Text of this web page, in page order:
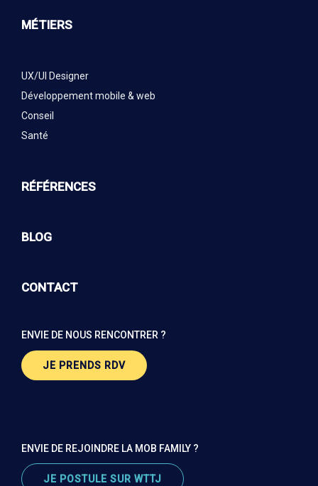
MÉTIERS
UX/UI Designer
Développement mobile & web
Conseil
Santé
RÉFÉRENCES
BLOG
CONTACT
ENVIE DE NOUS RENCONTRER ?
JE PRENDS RDV
ENVIE DE REJOINDRE LA MOB FAMILY ?
JE POSTULE SUR WTTJ